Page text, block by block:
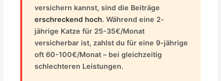
versichern kannst, sind die Beiträge
erschreckend hoch. Während eine 2-
jährige Katze für 25-35€/Monat
versicherbar ist, zahlst du für eine 9-jährige
oft 60-100€/Monat – bei gleichzeitig
schlechteren Leistungen.